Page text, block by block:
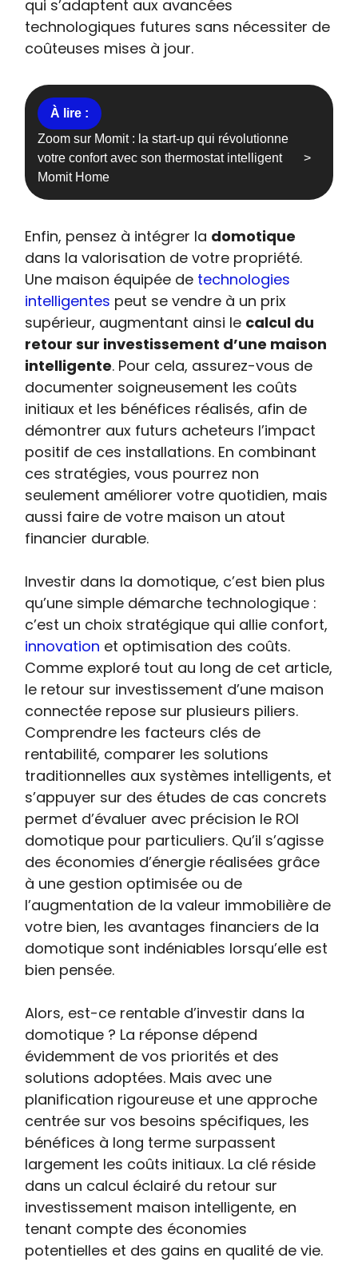
qui s’adaptent aux avancées
technologiques futures sans nécessiter de
coûteuses mises à jour.
Zoom sur Momit : la start-up qui révolutionne
votre confort avec son thermostat intelligent
Momit Home
Enfin, pensez à intégrer la domotique
dans la valorisation de votre propriété.
Une maison équipée de technologies
intelligentes peut se vendre à un prix
supérieur, augmentant ainsi le calcul du
retour sur investissement d’une maison
intelligente. Pour cela, assurez-vous de
documenter soigneusement les coûts
initiaux et les bénéfices réalisés, afin de
démontrer aux futurs acheteurs l’impact
positif de ces installations. En combinant
ces stratégies, vous pourrez non
seulement améliorer votre quotidien, mais
aussi faire de votre maison un atout
financier durable.
Investir dans la domotique, c’est bien plus
qu’une simple démarche technologique :
c’est un choix stratégique qui allie confort,
innovation et optimisation des coûts.
Comme exploré tout au long de cet article,
le retour sur investissement d’une maison
connectée repose sur plusieurs piliers.
Comprendre les facteurs clés de
rentabilité, comparer les solutions
traditionnelles aux systèmes intelligents, et
s’appuyer sur des études de cas concrets
permet d’évaluer avec précision le ROI
domotique pour particuliers. Qu’il s’agisse
des économies d’énergie réalisées grâce
à une gestion optimisée ou de
l’augmentation de la valeur immobilière de
votre bien, les avantages financiers de la
domotique sont indéniables lorsqu’elle est
bien pensée.
Alors, est-ce rentable d’investir dans la
domotique ? La réponse dépend
évidemment de vos priorités et des
solutions adoptées. Mais avec une
planification rigoureuse et une approche
centrée sur vos besoins spécifiques, les
bénéfices à long terme surpassent
largement les coûts initiaux. La clé réside
dans un calcul éclairé du retour sur
investissement maison intelligente, en
tenant compte des économies
potentielles et des gains en qualité de vie.